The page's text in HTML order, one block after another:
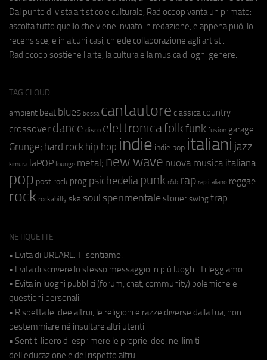
Dal punto di vista artistico e culturale, Radiocoop vanta un primato:
ascolta tutto quello che viene inviato in redazione, e appena può, lo
recensisce, e in alcuni casi, chiede collaborazione agli artisti.
Radiocoop sostiene l'arte, la cultura e la musica di ogni genere.
TAG CLOUD
ambient beat blues bossa cantautore classica country
crossover dance disco elettronicafolkfunk fusion garage
Grunge; hard rock hip hop indie indie pop italiani jazz
kimura laPOP lounge metal; new wave nuova musica italiana
pop post rock prog psichedeliapunk r&b rap rap italiano reggae
rock rockabilly ska soul sperimentale stoner swing trap
NETIQUETTE
• Evita di URLARE. Ti sentiamo.
• Evita di scrivere lo stesso messaggio in più luoghi. Ti leggiamo.
• Evita in luoghi pubblici (forum, chat, community) polemiche e
questioni personali.
• Rispetta le idee altrui, le religioni e razze diverse dalla tua, non
bestemmiare né insultare altri utenti.
• Sentiti libero di esprimere le proprie idee, nei limiti
dell'educazione e del rispetto altrui.